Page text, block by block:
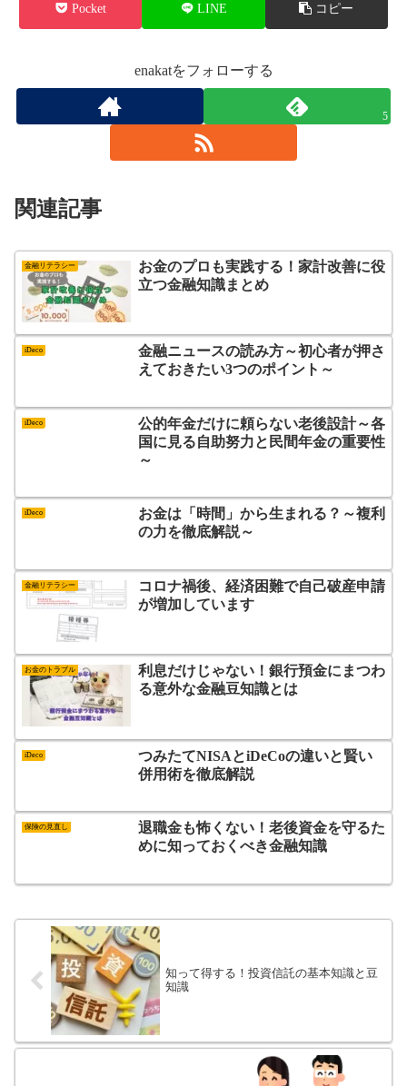
Pocket LINE コピー
enakatをフォローする
5
関連記事
金融リテラシー
お金のプロも実践する！家計改善に役
立つ金融知識まとめ
iDeco
金融ニュースの読み方～初心者が押さ
えておきたい3つのポイント～
iDeco
公的年金だけに頼らない老後設計～各
国に見る自助努力と民間年金の重要性
～
iDeco
お金は「時間」から生まれる？～複利
の力を徹底解説～
金融リテラシー
コロナ禍後、経済困難で自己破産申請
が増加しています
お金のトラブル
利息だけじゃない！銀行預金にまつわ
る意外な金融豆知識とは
iDeco
つみたてNISAとiDeCoの違いと賢い
併用術を徹底解説
保険の見直し
退職金も怖くない！老後資金を守るた
めに知っておくべき金融知識
知って得する！投資信託の基本知識と豆
知識